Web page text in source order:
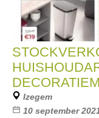
Izegem
10 september